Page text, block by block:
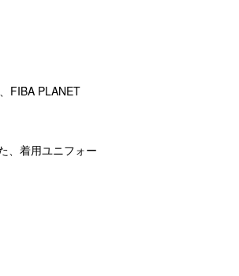
FIBA PLANET
、着用ユニフォー